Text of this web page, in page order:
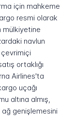
için mahkeme
resmi olarak
mülkiyetine
navlun
ortaklığı
Airlines'ta
uçağı
altına almış,
genişlemesini